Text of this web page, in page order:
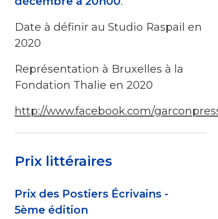
Date à définir au Studio Raspail en
2020
Représentation à Bruxelles à la
Fondation Thalie en 2020
http://www.facebook.com/
Prix littéraires
Prix des Postiers Écrivains -
5ème édition